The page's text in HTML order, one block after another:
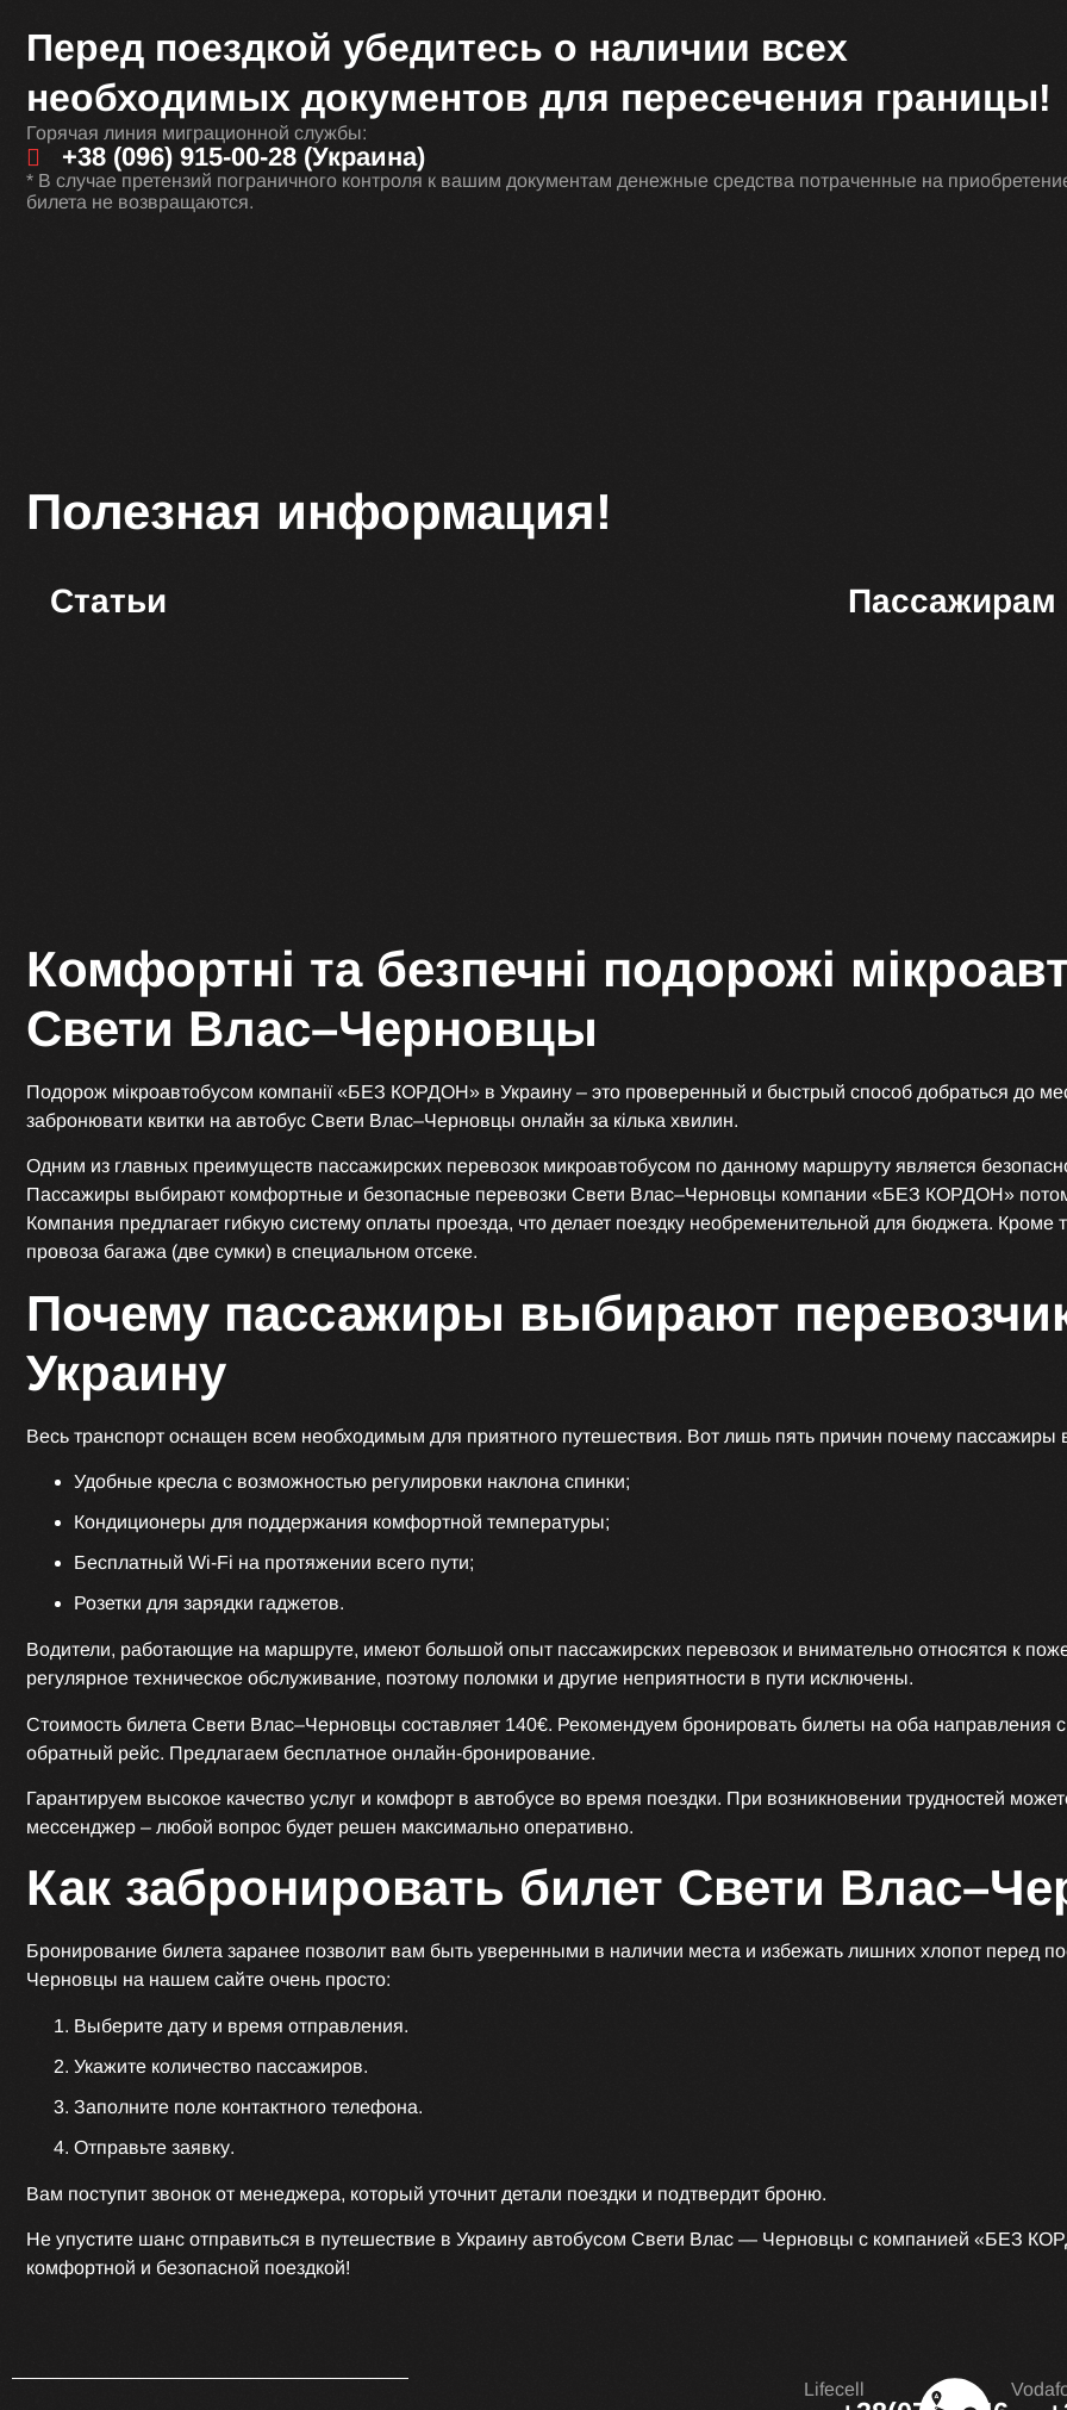
Перед поездкой убедитесь о наличии всех
необходимых документов для пересечения границы!
Горячая линия миграционной службы:
+38 (096) 915-00-28 (Украина)
* В случае претензий пограничного контроля к вашим документам денежные средства потраченные на
билета не возвращаются.
Полезная информация!
Статьи Пассажирам
Комфортні та безпечні подорожі
Свети Влас–Черновцы
Подорож мікроавтобусом компанії «БЕЗ КОРДОН» в Украину – это проверенный и быстрый способ добраться до
забронювати квитки на автобус Свети Влас–Черновцы онлайн за кілька хвилин.
Одним из главных преимуществ пассажирских перевозок микроавтобусом по данному маршруту является
Пассажиры выбирают комфортные и безопасные перевозки Свети Влас–Черновцы компании «БЕЗ КОРДОН»
Компания предлагает гибкую систему оплаты проезда, что делает поездку необременительной для бюджета.
провоза багажа (две сумки) в специальном отсеке.
Почему пассажиры выбирают
Украину
Весь транспорт оснащен всем необходимым для приятного путешествия. Вот лишь пять причин почему
Удобные кресла с возможностью регулировки наклона спинки;
Кондиционеры для поддержания комфортной температуры;
Бесплатный Wi-Fi на протяжении всего пути;
Розетки для зарядки гаджетов.
Водители, работающие на маршруте, имеют большой опыт пассажирских перевозок и внимательно относятся к
регулярное техническое обслуживание, поэтому поломки и другие неприятности в пути исключены.
Стоимость билета Свети Влас–Черновцы составляет 140€. Рекомендуем бронировать билеты на оба направления
обратный рейс. Предлагаем бесплатное онлайн-бронирование.
Гарантируем высокое качество услуг и комфорт в автобусе во время поездки. При возникновении трудностей
мессенджер – любой вопрос будет решен максимально оперативно.
Как забронировать билет Свети
Бронирование билета заранее позволит вам быть уверенными в наличии места и избежать лишних хлопот перед
Черновцы на нашем сайте очень просто:
Выберите дату и время отправления.
Укажите количество пассажиров.
Заполните поле контактного телефона.
Отправьте заявку.
Вам поступит звонок от менеджера, который уточнит детали поездки и подтвердит броню.
Не упустите шанс отправиться в путешествие в Украину автобусом Свети Влас — Черновцы с компанией «БЕЗ
комфортной и безопасной поездкой!
Lifecell